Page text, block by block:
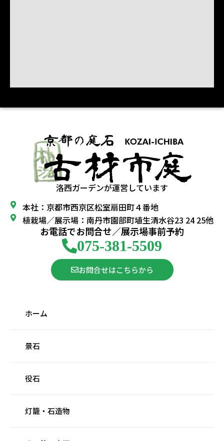
洛西ガーデンが運営しています
本社：京都市西京区松室扇田町４番地
植栽場／展示場：南丹市園部町埴生清水谷23 24 25他
お電話でお問合せ／展示場事前予約
075-381-5509
お問合せはこちらから
ホーム
景石
役石
灯籠・石造物